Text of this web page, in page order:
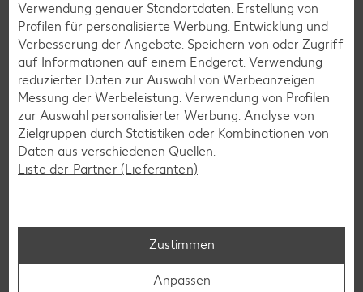
mit unseren glutenfreien Rezepten zauberst du dir Gerichte,
die nicht nur verträglich, sondern auch richtig lecker sind.
Rezepte entdecken
Verwendung genauer Standortdaten. Erstellung von
Profilen für personalisierte Werbung. Entwicklung und
Verbesserung der Angebote. Speichern von oder Zugriff
auf Informationen auf einem Endgerät. Verwendung
reduzierter Daten zur Auswahl von Werbeanzeigen.
Messung der Werbeleistung. Verwendung von Profilen
zur Auswahl personalisierter Werbung. Analyse von
Zielgruppen durch Statistiken oder Kombinationen von
Daten aus verschiedenen Quellen.
Liste der Partner (Lieferanten)
Zustimmen
Anpassen